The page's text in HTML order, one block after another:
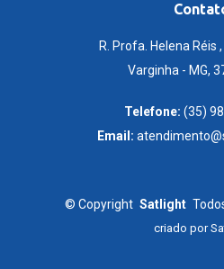
R. Profa. Helena Réis
Varginha - MG,
Telefone: (35)
Email:
© Copyright Satlight
criado por